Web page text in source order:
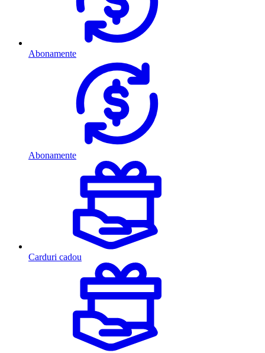
Abonamente
Abonamente
Carduri cadou